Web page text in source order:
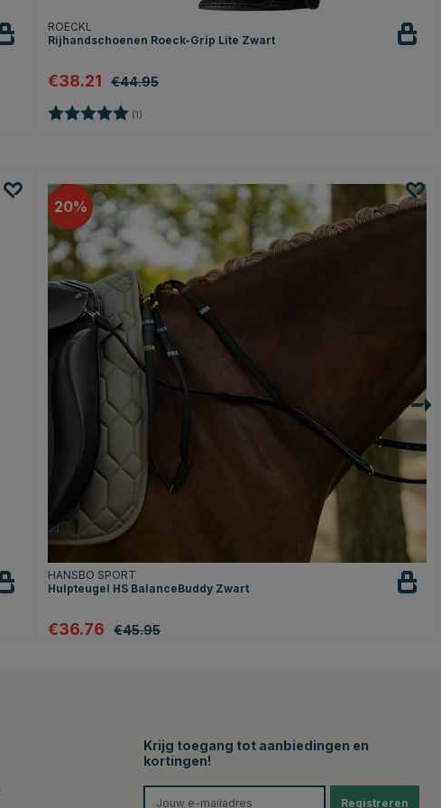
ROECKL
Rijhandschoenen Roeck-Grip Lite Zwart
€38.21 €44.95
Beoordeling: (1)
20
HANSBO SPORT
Hulpteugel HS BalanceBuddy Zwart
€36.76 €45.95
Krijg toegang tot aanbiedingen en
kortingen!
Registreren